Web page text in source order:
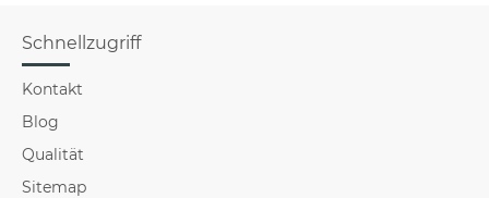
Schnellzugriff
Kontakt
Blog
Qualität
Sitemap